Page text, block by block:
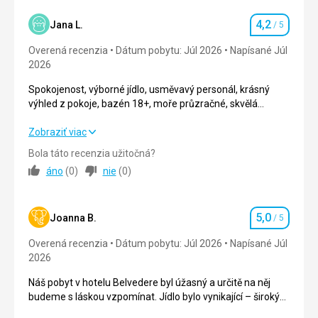
Jana L. Hodnotenie
4,2 / 5
Overená recenzia Dátum pobytu: Júl 2026
Napísané Júl
2026
Spokojenost, výborné jídlo, usměvavý personál, krásný
výhled z pokoje, bazén 18+, moře průzračné, skvělá
nejblíž k hotelu, byla plná odpadků….Chodili jsme na pláž k
problém všude, ale tam to už šlo.
Spokojenost, výborné jídlo, usměvavý personál, krásný
poloha k výletům. Špatný dojem mám pouze z pláže, co je
nejblíž k hotelu, byla plná odpadků….Chodili jsme na pláž k
Strava 4,0/ 5
Ubytovanie
Okolie 3,0
Zobraziť viac
Bola táto recenzia užitočná?
áno (0) nie (0)
Joanna B. Hodnotenie
5,0 / 5
Overená recenzia Dátum pobytu: Júl 2026
Napísané Júl
2026
Náš pobyt v hotelu Belvedere byl úžasný a určitě na něj
budeme s láskou vzpomínat. Jídlo bylo vynikající – široký